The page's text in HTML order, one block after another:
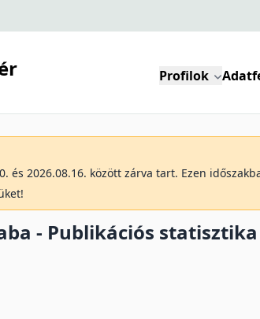
Profilok
és 2026.08.16. között zárva tart. Ezen
- Publikációs statisztika